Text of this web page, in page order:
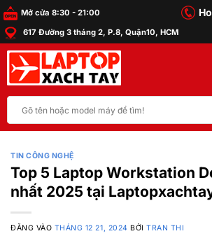
Bỏ
qua
nội
dung
Mở cửa 8:30 - 21:00
617 Đường 3 tháng 2, P.8, Quận10, HCM
kiếm:
TIN CÔNG NGHỆ
Top 5 Laptop Workstation
nhất 2025 tại
ĐĂNG VÀO THÁNG 12 21, 2024 BỞITRAN THI